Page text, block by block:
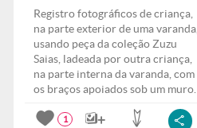
Registro fotográficos de criança,
na parte exterior de uma varanda,
usando peça da coleção Zuzu
Saias, ladeada por outra criança,
na parte interna da varanda, com
os braços apoiados sob um muro.
1